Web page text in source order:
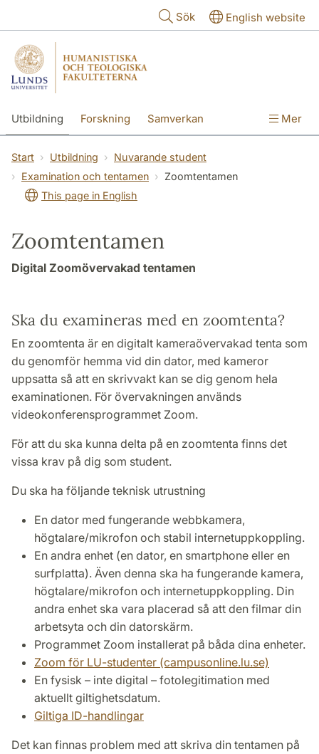
Sök English website
Utbildning Forskning Samverkan Mer
Start Utbildning
Nuvarande student
Examination och tentamen
Zoomtentamen
This page in English
Zoomtentamen
Digital Zoomövervakad tentamen
Ska du examineras med en zoomtenta?
En zoomtenta är en digitalt kameraövervakad tenta som
du genomför hemma vid din dator, med kameror
uppsatta så att en skrivvakt kan se dig genom hela
examinationen. För övervakningen används
videokonferensprogrammet Zoom.
För att du ska kunna delta på en zoomtenta finns det
vissa krav på dig som student.
Du ska ha följande teknisk utrustning
En dator med fungerande webbkamera,
högtalare/mikrofon och stabil internetuppkoppling.
En andra enhet (en dator, en smartphone eller en
surfplatta). Även denna ska ha fungerande kamera,
högtalare/mikrofon och internetuppkoppling. Din
andra enhet ska vara placerad så att den filmar din
arbetsyta och din datorskärm.
Programmet Zoom installerat på båda dina enheter.
Zoom för LU-studenter (campusonline.lu.se)
En fysisk – inte digital – fotolegitimation med
aktuellt giltighetsdatum.
Giltiga ID-handlingar
Det kan finnas problem med att skriva din tentamen på